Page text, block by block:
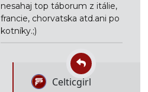
nesahaj top táborum z itálie,
francie, chorvatska atd.ani po
kotníky.;)
Celticgirl